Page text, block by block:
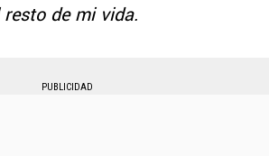
de mi vida.
PUBLICIDAD